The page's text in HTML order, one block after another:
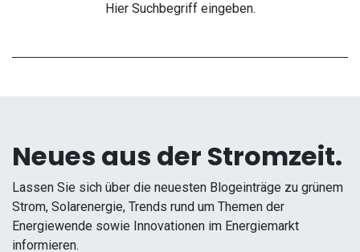
Hier Suchbegriff eingeben.
Neues aus der Stromzeit.
Lassen Sie sich über die neuesten Blogeinträge zu grünem
Strom, Solarenergie, Trends rund um Themen der
Energiewende sowie Innovationen im Energiemarkt
informieren.